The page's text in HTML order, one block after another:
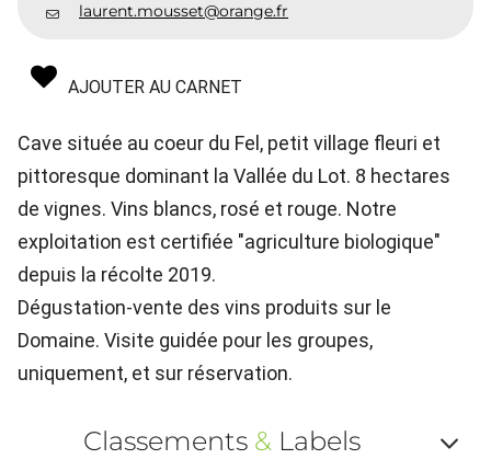
laurent.mousset@orange.fr
AJOUTER AU CARNET
Cave située au coeur du Fel, petit village fleuri et
pittoresque dominant la Vallée du Lot. 8 hectares
de vignes. Vins blancs, rosé et rouge. Notre
exploitation est certifiée "agriculture biologique"
depuis la récolte 2019.
Dégustation-vente des vins produits sur le
Domaine. Visite guidée pour les groupes,
uniquement, et sur réservation.
Classements &Labels